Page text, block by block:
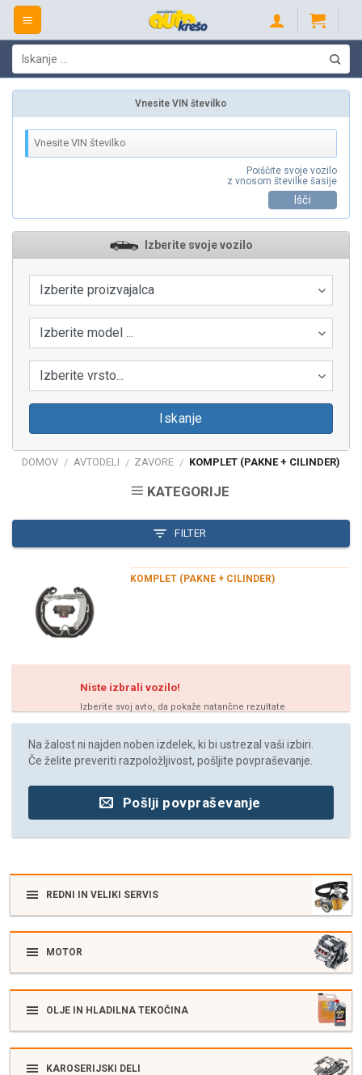
Skip
content
Išči:
Vnesite VIN številko
Poiščite svoje vozilo
z vnosom številke šasije
Išči
Izberite svoje vozilo
Izberite proizvajalca
Izberite model ...
Izberite vrsto...
Iskanje
DOMOV / AVTODELI / ZAVORE / KOMPLET (PAKNE + CILINDER)
KATEGORIJE
FILTER
KOMPLET (PAKNE + CILINDER)
Niste izbrali vozilo!
Izberite svoj avto, da pokaže natančne rezultate
Na žalost ni najden noben izdelek, ki bi ustrezal vaši izbiri.
Če želite preveriti razpoložljivost, pošljite povpraševanje.
Pošlji povpraševanje
REDNI IN VELIKI SERVIS
MOTOR
OLJE IN HLADILNA TEKOČINA
KAROSERIJSKI DELI